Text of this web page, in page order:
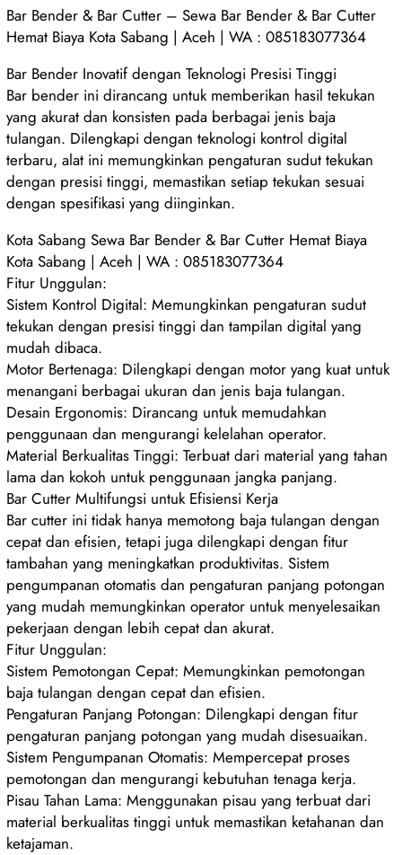
Bar Bender & Bar Cutter – Sewa Bar Bender & Bar Cutter
Hemat Biaya Kota Sabang | Aceh | WA : 085183077364
Bar Bender Inovatif dengan Teknologi Presisi Tinggi
Bar bender ini dirancang untuk memberikan hasil tekukan
yang akurat dan konsisten pada berbagai jenis baja
tulangan. Dilengkapi dengan teknologi kontrol digital
terbaru, alat ini memungkinkan pengaturan sudut tekukan
dengan presisi tinggi, memastikan setiap tekukan sesuai
dengan spesifikasi yang diinginkan.
Kota Sabang Sewa Bar Bender & Bar Cutter Hemat Biaya
Kota Sabang | Aceh | WA : 085183077364
Fitur Unggulan:
Sistem Kontrol Digital: Memungkinkan pengaturan sudut
tekukan dengan presisi tinggi dan tampilan digital yang
mudah dibaca.
Motor Bertenaga: Dilengkapi dengan motor yang kuat untuk
menangani berbagai ukuran dan jenis baja tulangan.
Desain Ergonomis: Dirancang untuk memudahkan
penggunaan dan mengurangi kelelahan operator.
Material Berkualitas Tinggi: Terbuat dari material yang tahan
lama dan kokoh untuk penggunaan jangka panjang.
Bar Cutter Multifungsi untuk Efisiensi Kerja
Bar cutter ini tidak hanya memotong baja tulangan dengan
cepat dan efisien, tetapi juga dilengkapi dengan fitur
tambahan yang meningkatkan produktivitas. Sistem
pengumpanan otomatis dan pengaturan panjang potongan
yang mudah memungkinkan operator untuk menyelesaikan
pekerjaan dengan lebih cepat dan akurat.
Fitur Unggulan:
Sistem Pemotongan Cepat: Memungkinkan pemotongan
baja tulangan dengan cepat dan efisien.
Pengaturan Panjang Potongan: Dilengkapi dengan fitur
pengaturan panjang potongan yang mudah disesuaikan.
Sistem Pengumpanan Otomatis: Mempercepat proses
pemotongan dan mengurangi kebutuhan tenaga kerja.
Pisau Tahan Lama: Menggunakan pisau yang terbuat dari
material berkualitas tinggi untuk memastikan ketahanan dan
ketajaman.